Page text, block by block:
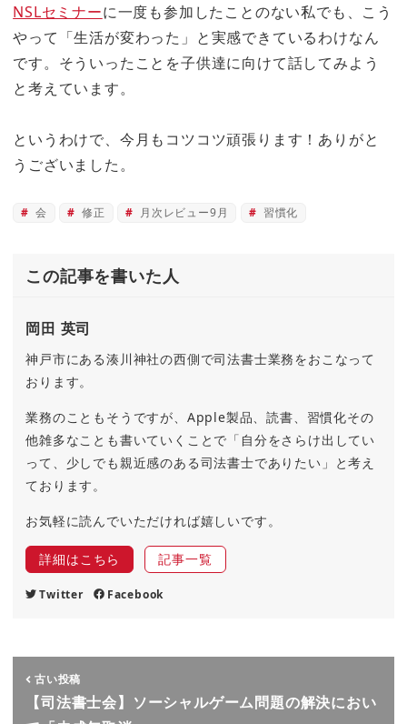
NSLセミナーに一度も参加したことのない私でも、こう
やって「生活が変わった」と実感できているわけなん
です。そういったことを子供達に向けて話してみよう
と考えています。
というわけで、今月もコツコツ頑張ります！ありがと
うございました。
会 修正 月次レビュー9月 習慣化
この記事を書いた人
岡田 英司
神戸市にある湊川神社の西側で司法書士業務をおこなって
おります。
業務のこともそうですが、Apple製品、読書、習慣化その
他雑多なことも書いていくことで「自分をさらけ出してい
って、少しでも親近感のある司法書士でありたい」と考え
ております。
お気軽に読んでいただければ嬉しいです。
詳細はこちら 記事一覧
Twitter Facebook
古い投稿
【司法書士会】ソーシャルゲーム問題の解決におい